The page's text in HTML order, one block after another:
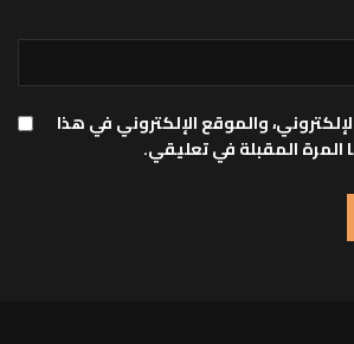
والموقع الإلكتروني في هذا
المقبلة في تعليقي.